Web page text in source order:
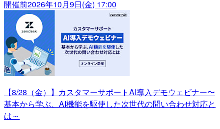
開催前2026年10月9日(金) 17:00
【8/28（金）】カスタマーサポートAI導入デモウェビナー〜
基本から学ぶ、AI機能を駆使した次世代の問い合わせ対応と
は～